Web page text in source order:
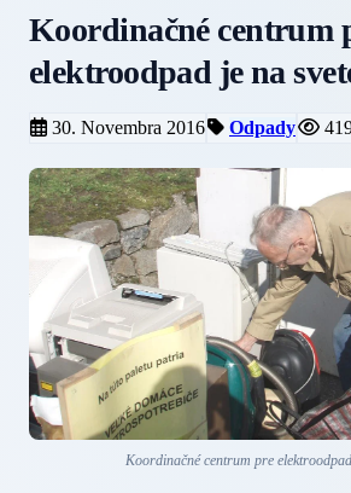
Koordinačné centrum
elektroodpad je na
30. Novembra 2016 Odpady
Koordinačné centrum pre